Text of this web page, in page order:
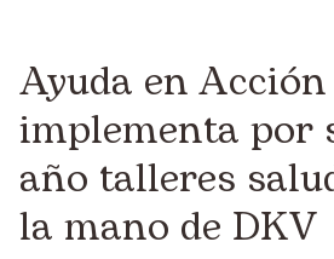
Ayuda en Acción
implementa por
año talleres
la mano de DKV